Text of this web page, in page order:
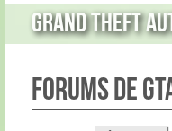
Grand Theft
Forums de